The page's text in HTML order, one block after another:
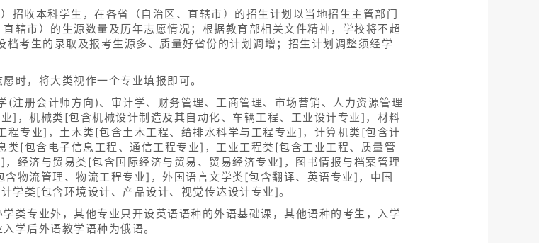
招收本科学生，在各省（自治区、直辖市）的招生计划以当地招生主管部门
辖市）的生源数量及历年志愿情况；根据教育部相关文件精神，学校将不超
考生的录取及报考生源多、质量好省份的计划调增；招生计划调整须经学
时，将大类视作一个专业填报即可。
注册会计师方向)、审计学、财务管理、工商管理、市场营销、人力资源管理
]，机械类[包含机械设计制造及其自动化、车辆工程、工业设计专业]，材料
程专业]，土木类[包含土木工程、给排水科学与工程专业]，计算机类[包含计
[包含电子信息工程、通信工程专业]，工业工程类[包含工业工程、质量管
经济与贸易类[包含国际经济与贸易、贸易经济专业]，图书情报与档案管理
物流管理、物流工程专业]，外国语言文学类[包含翻译、英语专业]，中国
学类[包含环境设计、产品设计、视觉传达设计专业]。
类专业外，其他专业只开设英语语种的外语基础课，其他语种的考生，入学
学后外语教学语种为俄语。